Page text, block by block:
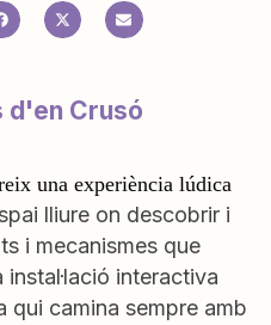
d'en Crusó
una experiència lúdica
lliure on descobrir i
i mecanismes que
interactiva
qui camina sempre amb